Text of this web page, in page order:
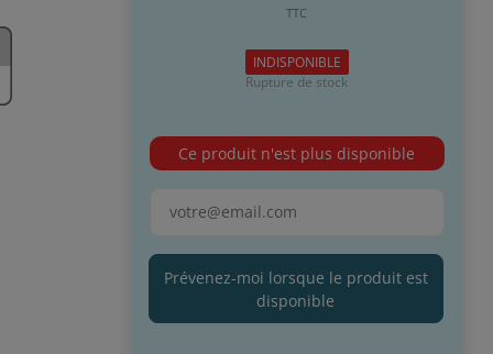
TTC
INDISPONIBLE
Rupture de stock
Ce produit n'est plus disponible
Prévenez-moi lorsque le produit est
disponible